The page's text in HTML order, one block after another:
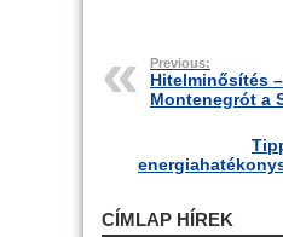
Previous:
Hitelminősítés
Montenegrót a
CÍMLAP HÍREK